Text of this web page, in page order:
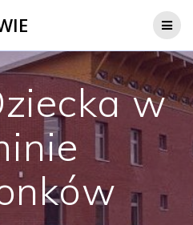
do
w